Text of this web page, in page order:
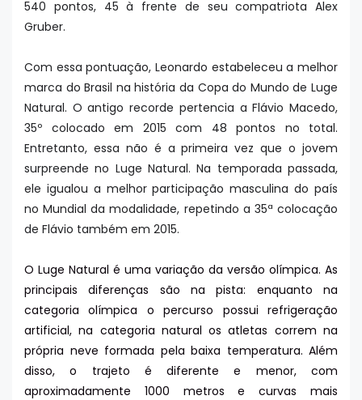
540 pontos, 45 à frente de seu compatriota Alex
Gruber.
Com essa pontuação, Leonardo estabeleceu a melhor
marca do Brasil na história da Copa do Mundo de Luge
Natural. O antigo recorde pertencia a Flávio Macedo,
35º colocado em 2015 com 48 pontos no total.
Entretanto, essa não é a primeira vez que o jovem
surpreende no Luge Natural. Na temporada passada,
ele igualou a melhor participação masculina do país
no Mundial da modalidade, repetindo a 35ª colocação
de Flávio também em 2015.
O Luge Natural é uma variação da versão olímpica. As
principais diferenças são na pista: enquanto na
categoria olímpica o percurso possui refrigeração
artificial, na categoria natural os atletas correm na
própria neve formada pela baixa temperatura. Além
disso, o trajeto é diferente e menor, com
aproximadamente 1000 metros e curvas mais